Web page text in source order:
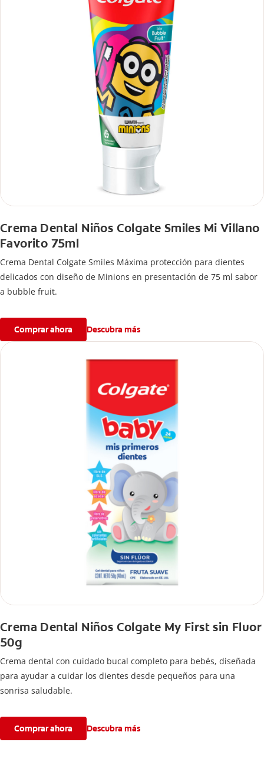
Crema Dental Niños Colgate Smiles Mi Villano
Favorito 75ml
Crema Dental Colgate Smiles Máxima protección para dientes
delicados con diseño de Minions en presentación de 75 ml sabor
a bubble fruit.
Comprar ahora Descubra más
Crema Dental Niños Colgate My First sin Fluor
50g
Crema dental con cuidado bucal completo para bebés, diseñada
para ayudar a cuidar los dientes desde pequeños para una
sonrisa saludable.
Comprar ahora Descubra más